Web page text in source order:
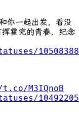
你一起出发，看没
霍完的青春，纪念
M3IQnoB